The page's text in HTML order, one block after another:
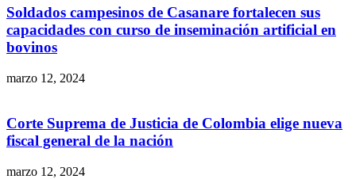
Soldados campesinos de Casanare fortalecen sus
capacidades con curso de inseminación artificial en
bovinos
marzo 12, 2024
Corte Suprema de Justicia de Colombia elige nueva
fiscal general de la nación
marzo 12, 2024